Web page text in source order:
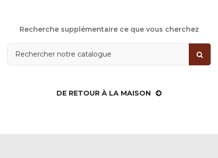
Recherche supplémentaire ce que vous cherchez
DE RETOUR À LA MAISON